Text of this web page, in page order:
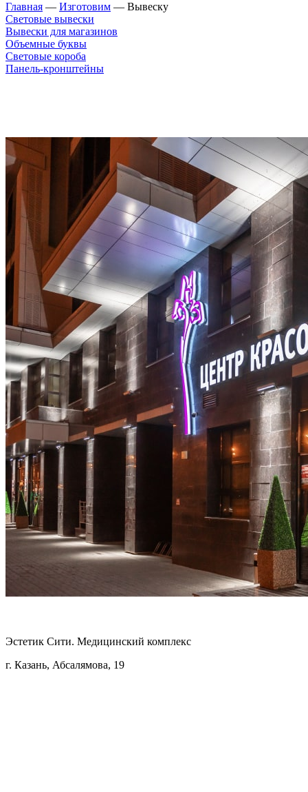
Главная — Изготовим — Вывеску
Световые вывески
Вывески для магазинов
Объемные буквы
Световые короба
Панель-кронштейны
Эстетик Сити. Медицинский комплекс
г. Казань, Абсалямова, 19